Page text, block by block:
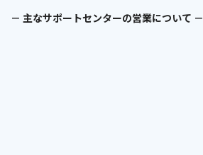
－ 主なサポートセンターの営業について －